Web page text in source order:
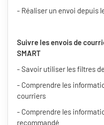
- Réaliser un envoi depuis
Suivre les envois de
SMART
- Savoir utiliser les filtres
- Comprendre les
courriers
- Comprendre les
recommandé